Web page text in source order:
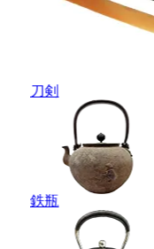
刀剣
鉄瓶